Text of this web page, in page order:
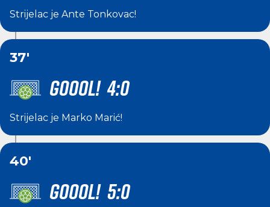
Strijelac je Ante Tonkovac!
37'
GOOOL! 4:0
Strijelac je Marko Marić!
40'
GOOOL! 5:0